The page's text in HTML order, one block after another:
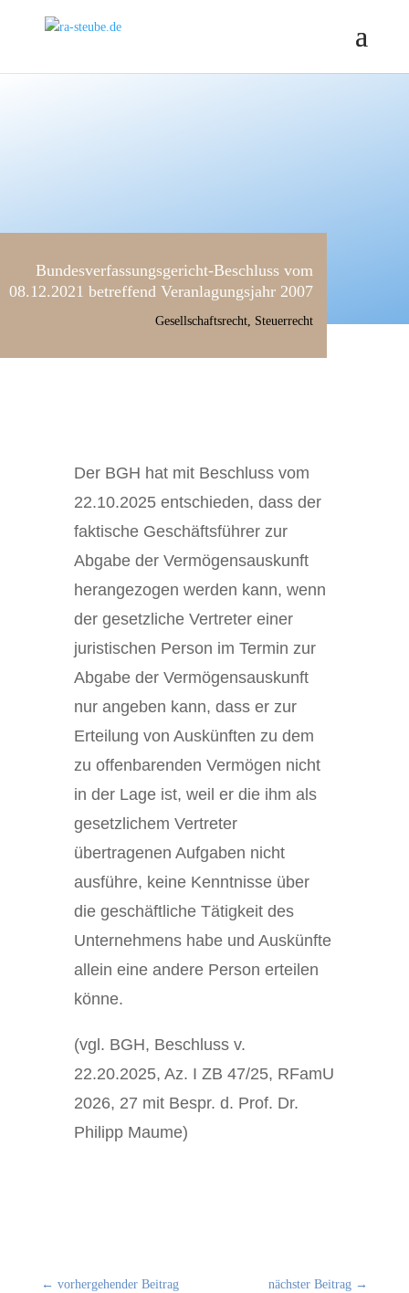
Bundesverfassungsgericht-Beschluss vom
08.12.2021 betreffend Veranlagungsjahr 2007
Gesellschaftsrecht, Steuerrecht
Der BGH hat mit Beschluss vom
22.10.2025 entschieden, dass der
faktische Geschäftsführer zur
Abgabe der Vermögensauskunft
herangezogen werden kann, wenn
der gesetzliche Vertreter einer
juristischen Person im Termin zur
Abgabe der Vermögensauskunft
nur angeben kann, dass er zur
Erteilung von Auskünften zu dem
zu offenbarenden Vermögen nicht
in der Lage ist, weil er die ihm als
gesetzlichem Vertreter
übertragenen Aufgaben nicht
ausführe, keine Kenntnisse über
die geschäftliche Tätigkeit des
Unternehmens habe und Auskünfte
allein eine andere Person erteilen
könne.
(vgl. BGH, Beschluss v.
22.20.2025, Az. I ZB 47/25, RFamU
2026, 27 mit Bespr. d. Prof. Dr.
Philipp Maume)
← vorhergehender Beitrag nächster Beitrag →